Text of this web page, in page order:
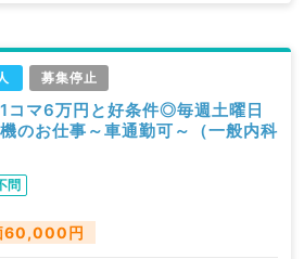
募集停止
1コマ6万円と好条件◎毎週土曜日
のお仕事～車通勤可～（一般内科
問
60,000円